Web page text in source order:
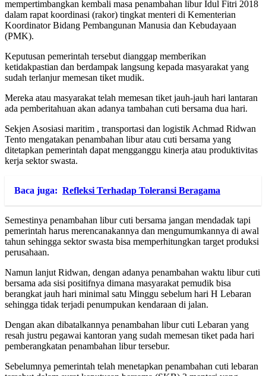
mempertimbangkan kembali masa penambahan libur Idul Fitri 2018
dalam rapat koordinasi (rakor) tingkat menteri di Kementerian
Koordinator Bidang Pembangunan Manusia dan Kebudayaan
(PMK).
Keputusan pemerintah tersebut dianggap memberikan
ketidakpastian dan berdampak langsung kepada masyarakat yang
sudah terlanjur memesan tiket mudik.
Mereka atau masyarakat telah memesan tiket jauh-jauh hari lantaran
ada pemberitahuan akan adanya tambahan cuti bersama dua hari.
Sekjen Asosiasi maritim , transportasi dan logistik Achmad Ridwan
Tento mengatakan penambahan libur atau cuti bersama yang
ditetapkan pemerintah dapat mengganggu kinerja atau produktivitas
kerja sektor swasta.
Baca juga: Refleksi Terhadap Toleransi Beragama
Semestinya penambahan libur cuti bersama jangan mendadak tapi
pemerintah harus merencanakannya dan mengumumkannya di awal
tahun sehingga sektor swasta bisa memperhitungkan target produksi
perusahaan.
Namun lanjut Ridwan, dengan adanya penambahan waktu libur cuti
bersama ada sisi positifnya dimana masyarakat pemudik bisa
berangkat jauh hari minimal satu Minggu sebelum hari H Lebaran
sehingga tidak terjadi penumpukan kendaraan di jalan.
Dengan akan dibatalkannya penambahan libur cuti Lebaran yang
resah justru pegawai kantoran yang sudah memesan tiket pada hari
pemberangkatan penambahan libur tersebur.
Sebelumnya pemerintah telah menetapkan penambahan cuti lebaran